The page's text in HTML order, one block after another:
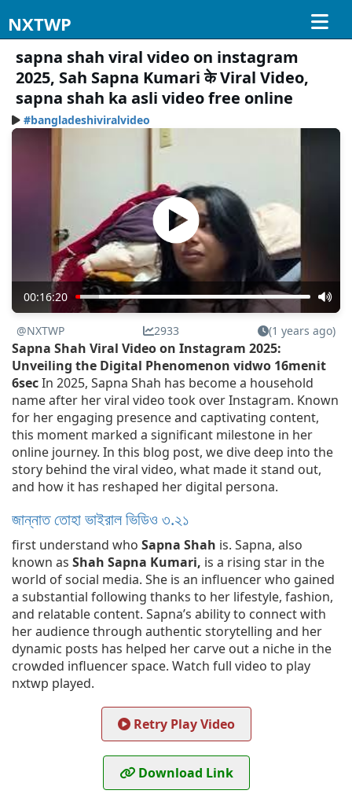
NXTWP
sapna shah viral video on instagram
2025, Sah Sapna Kumari के Viral Video,
sapna shah ka asli video free online
#bangladeshiviralvideo
00:16:20
@NXTWP 2933 (1 years ago)
Sapna Shah Viral Video on Instagram 2025:
Unveiling the Digital Phenomenon vidwo 16menit
6secIn 2025, Sapna Shah has become a household
name after her viral video took over Instagram. Known
for her engaging presence and captivating content,
this moment marked a significant milestone in her
online journey. In this blog post, we dive deep into the
story behind the viral video, what made it stand out,
and how it has reshaped her digital persona.
জান্নাত তোহা ভাইরাল ভিডিও ৩.২১
first understand who Sapna Shah is. Sapna, also
known as Shah Sapna Kumari, is a rising star in the
world of social media. She is an influencer who gained
a substantial following thanks to her lifestyle, fashion,
and relatable content. Sapna’s ability to connect with
her audience through authentic storytelling and her
dynamic posts has helped her carve out a niche in the
crowded influencer space. Watch full video to play
nxtwp played.
Retry Play Video
Download Link